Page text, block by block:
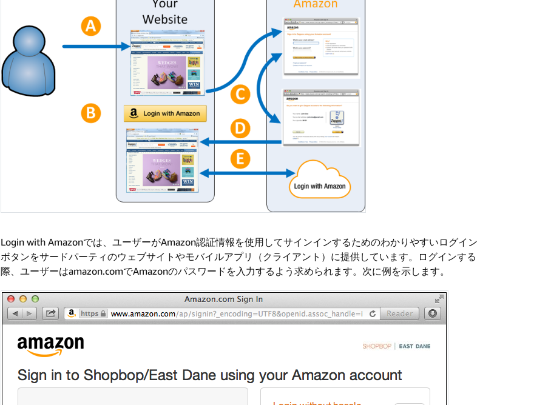
Login with Amazonでは、ユーザーがAmazon認証情報を使用してサインインするためのわかりやすいログイン
ボタンをサードパーティのウェブサイトやモバイルアプリ（クライアント）に提供しています。ログインする
際、ユーザーはamazon.comでAmazonのパスワードを入力するよう求められます。次に例を示します。